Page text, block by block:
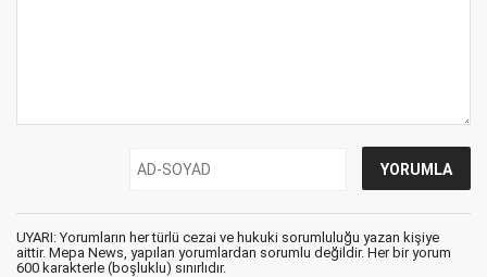
UYARI: Yorumların her türlü cezai ve hukuki sorumluluğu yazan kişiye
aittir. Mepa News, yapılan yorumlardan sorumlu değildir. Her bir yorum
600 karakterle (boşluklu) sınırlıdır.